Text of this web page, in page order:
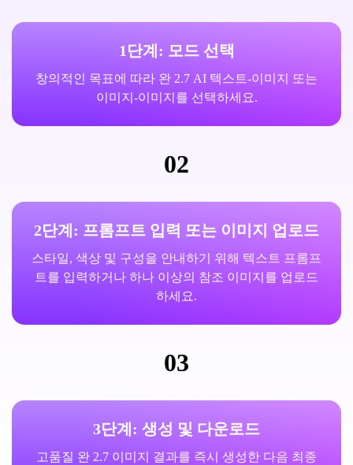
1단계: 모드 선택
창의적인 목표에 따라 완 2.7 AI 텍스트-이미지 또는
이미지-이미지를 선택하세요.
02
2단계: 프롬프트 입력 또는 이미지 업로드
스타일, 색상 및 구성을 안내하기 위해 텍스트 프롬프
트를 입력하거나 하나 이상의 참조 이미지를 업로드
하세요.
03
3단계: 생성 및 다운로드
고품질 완 2.7 이미지 결과를 즉시 생성한 다음 최종